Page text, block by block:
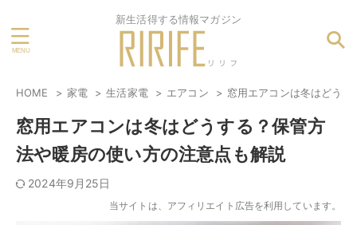
新生活得する情報マガジン
HOME 家電 生活家電 エアコン 窓用エアコンは冬はどう
窓用エアコンは冬はどうする？保管方
法や暖房の使い方の注意点も解説
2024年9月25日
当サイトは、アフィリエイト広告を利用しています。